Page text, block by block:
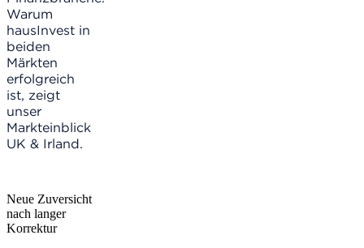
Warum
hausInvest in
beiden
Märkten
erfolgreich
ist, zeigt
unser
Markteinblick
UK & Irland.
Neue Zuversicht
nach langer
Korrektur